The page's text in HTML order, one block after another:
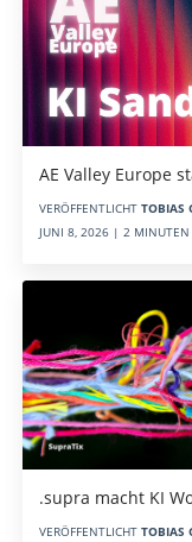
AE Valley Europe
VERÖFFENTLICHT TOBIAS
JUNI 8, 2026 | 2 MINUTEN
.supra macht KI
VERÖFFENTLICHT TOBIAS